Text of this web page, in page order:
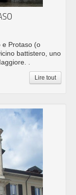
e Protaso (o
battistero, uno
.
Lire tout